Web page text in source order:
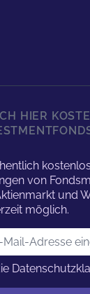
HIER
von
und
möglich.